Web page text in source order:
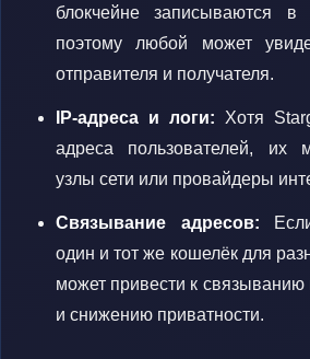
блокчейне записываются в
поэтому любой может
отправителя и получателя.
IP-адреса и логи: Хотя
адреса пользователей, их
узлы сети или провайдеры
Связывание адресов:
один и тот же кошелёк для
может привести к связыванию
и снижению приватности.